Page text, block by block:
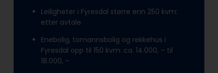
Leiligheter i Fyresdal større enn 250 kvm:
etter avtale
Enebolig, tomannsbolig og rekkehus i
Fyresdal opp til 150 kvm: ca. 14.000, – til
18.000, –